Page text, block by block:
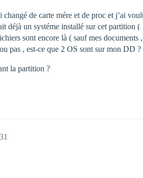
changé de carte mére et de proc et j’ai
déjà un systéme installé sur cet partition
sont encore là ( sauf mes
pas , est-ce que 2 OS sont sur mon DD ?
la partition ?